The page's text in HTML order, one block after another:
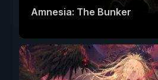
Amnesia: The Bunker